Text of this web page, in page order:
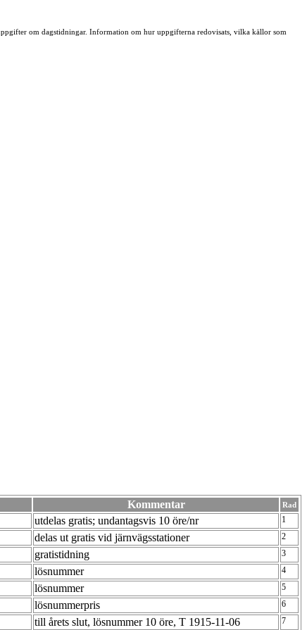
om dagstidningar. Information om hur uppgifterna redovisats, vilka källor som
Kommentar Rad
utdelas gratis; undantagsvis 10 öre/nr 1
delas ut gratis vid järnvägsstationer 2
gratistidning 3
lösnummer 4
lösnummer 5
lösnummerpris 6
till årets slut, lösnummer 10 öre, T 1915-11-06 7